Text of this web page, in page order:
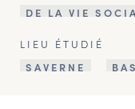
DE LA VIE
LIEU ÉTUDIÉ
SAVERNE